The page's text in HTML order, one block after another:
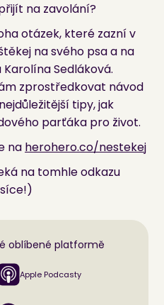
na zavolání?
otázek, které zazní v
na svého psa a na
Sedláková.
zprostředkovat návod
tipy, jak
parťáka pro život.
na herohero.co/nestekej
na tomhle odkazu
oblíbené platformě
Apple Podcasty